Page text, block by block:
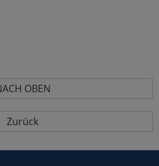
OBEN
Zurück